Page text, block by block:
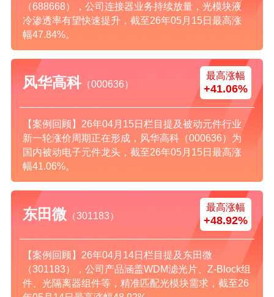
（688668），公司连接器业务持续放量，光模块液
冷渗透率有望快速提升，截至26年05月15日最高涨
幅47.84%。
风华高科（000636）
最高涨幅
+41.06%
【案例回顾】26年04月15日栏目提及被动元件行业
新一轮涨价周期正在形成，风华高科（000636）为
国内被动电子元件龙头，截至26年05月15日最高涨
幅41.06%。
东田微 （301183）
最高涨幅
+48.92%
【案例回顾】26年04月14日栏目提及东田微
（301183），公司产品涵盖WDM滤光片、Z-Block组
件、光隔离器组件等，精准匹配光模块需求，截至26